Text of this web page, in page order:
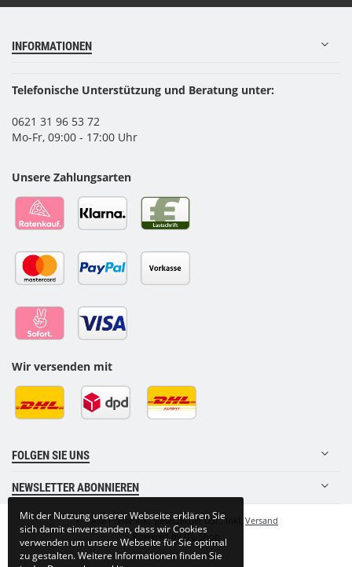
INFORMATIONEN
Telefonische Unterstützung und Beratung unter:
0621 31 96 53 72
Mo-Fr, 09:00 - 17:00 Uhr
Unsere Zahlungsarten
Wir versenden mit
FOLGEN SIE UNS
NEWSLETTER ABONNIEREN
•*Alle Preise inkl. gesetzlicher USt., inkl. Versand
Powered byJTL-Shop
Mit der Nutzung unserer Webseite erklären Sie
sich damit einverstanden, dass wir Cookies
verwenden um unsere Webseite für Sie optimal
zu gestalten. Weitere Informationen finden Sie